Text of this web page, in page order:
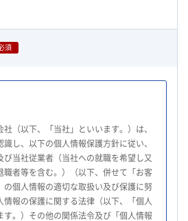
須
（以下、「当社」といいます。）は、
し、以下の個人情報保護方針に従い、
び当社従業者（当社への就職を希望し又
職者等を含む。）（以下、併せて「お客
の個人情報の適切な取扱い及び保護に努
情報の保護に関する法律（以下、「個人
す。）その他の関係法令及び「個人情報